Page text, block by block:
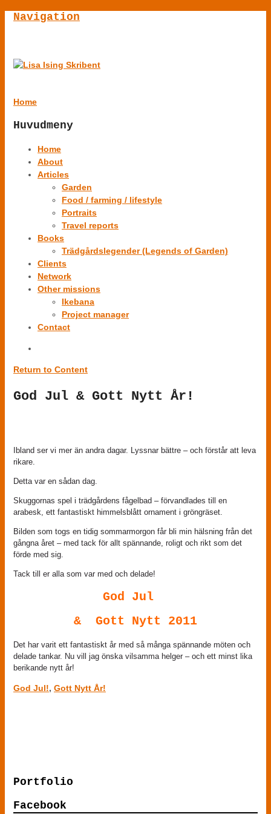
Navigation
Home
Huvudmeny
Home
About
Articles
Garden
Food / farming / lifestyle
Portraits
Travel reports
Books
Trädgårdslegender (Legends of Garden)
Clients
Network
Other missions
Ikebana
Project manager
Contact
Return to Content
God Jul & Gott Nytt År!
Ibland ser vi mer än andra dagar. Lyssnar bättre – och förstår att leva
rikare.
Detta var en sådan dag.
Skuggornas spel i trädgårdens fågelbad – förvandlades till en
arabesk, ett fantastiskt himmelsblått ornament i gröngräset.
Bilden som togs en tidig sommarmorgon får bli min hälsning från det
gångna året – med tack för allt spännande, roligt och rikt som det
förde med sig.
Tack till er alla som var med och delade!
God Jul
& Gott Nytt 2011
Det har varit ett fantastiskt år med så många spännande möten och
delade tankar. Nu vill jag önska vilsamma helger – och ett minst lika
berikande nytt år!
God Jul!, Gott Nytt År!
Portfolio
Facebook